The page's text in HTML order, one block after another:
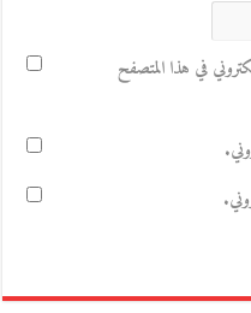
في هذا المتصفح